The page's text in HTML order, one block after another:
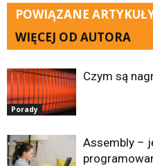
POWIĄZANE
WIĘCEJ OD AUTORA
Porady
Czym są
Assembly –